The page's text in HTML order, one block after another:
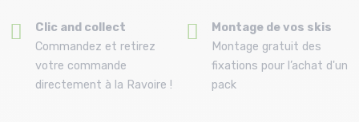
Clic and collect
Commandez et retirez
votre commande
directement à la Ravoire !
Montage de vos skis
Montage gratuit des
fixations pour l’achat d'un
pack